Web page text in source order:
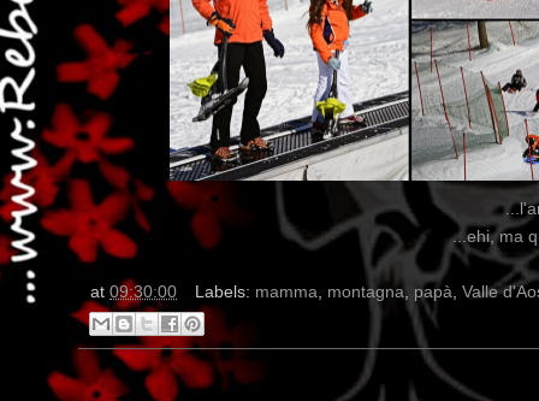
...ehi, ma
at 09:30:00 Labels: mamma, montagna, papà, Valle